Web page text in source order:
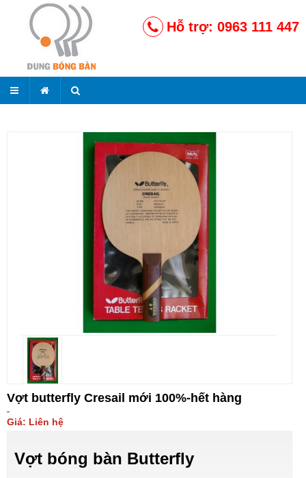
Hỗ trợ: 0963 111 447
Vợt butterfly Cresail mới 100%-hết hàng
Giá: Liên hệ
Vợt bóng bàn Butterfly